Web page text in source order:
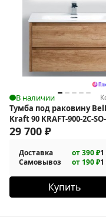
В наличии
Тумба под раковину
Kraft 90 KRAFT-900-2C-
подвесная
29 700 ₽
Доставка от 390 ₽
Самовывоз
от 190 ₽
Купить